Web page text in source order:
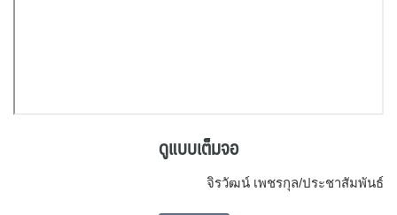
ดูแบบเต็มจอ
จิรวัฒน์ เพชรกุล/ประชาสัมพันธ์